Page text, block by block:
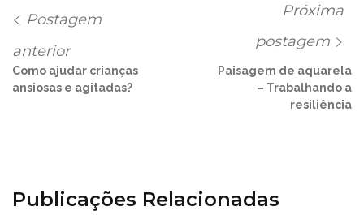
Postagem
anterior
Como ajudar crianças
ansiosas e agitadas?
Próxima
postagem
Paisagem de aquarela
– Trabalhando a
resiliência
Publicações Relacionadas